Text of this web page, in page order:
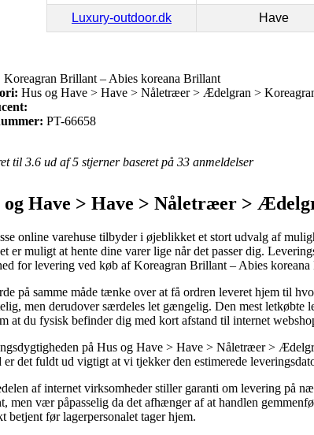
Luxury-outdoor.dk Have
Koreagran Brillant – Abies koreana Brillant
Hus og Have > Have > Nåletræer > Ædelgran >
PT-66658
til 3.6 ud af 5 stjerner baseret på 33 anmeldelser
og Have > Have > Nåletræer >
online varehuse tilbyder i øjeblikket et stort udvalg af
er muligt at hente dine varer lige når det passer dig.
for levering ved køb af Koreagran Brillant – Abies
på samme måde tænke over at få ordren leveret hjem til
men derudover særdeles let gængelig. Den mest letkøbte
at du fysisk befinder dig med kort afstand til internet
på Hus og Have > Have > Nåletræer >
er det fuldt ud vigtigt at vi tjekker den estimerede
af internet virksomheder stiller garanti om levering på
men vær påpasselig da det afhænger af at handlen
betjent før lagerpersonalet tager hjem.